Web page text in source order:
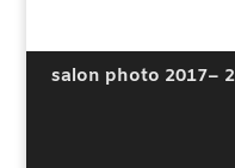
salon photo 2017–